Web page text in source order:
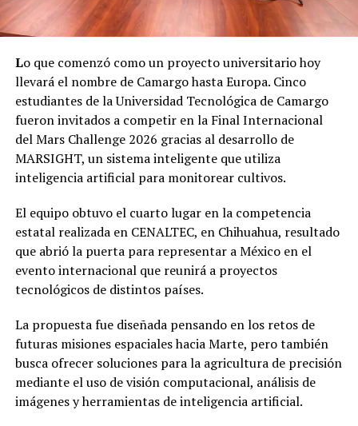
Lo que comenzó como un proyecto universitario hoy
llevará el nombre de Camargo hasta Europa. Cinco
estudiantes de la Universidad Tecnológica de Camargo
fueron invitados a competir en la Final Internacional
del Mars Challenge 2026 gracias al desarrollo de
MARSIGHT, un sistema inteligente que utiliza
inteligencia artificial para monitorear cultivos.
El equipo obtuvo el cuarto lugar en la competencia
estatal realizada en CENALTEC, en Chihuahua, resultado
que abrió la puerta para representar a México en el
evento internacional que reunirá a proyectos
tecnológicos de distintos países.
La propuesta fue diseñada pensando en los retos de
futuras misiones espaciales hacia Marte, pero también
busca ofrecer soluciones para la agricultura de precisión
mediante el uso de visión computacional, análisis de
imágenes y herramientas de inteligencia artificial.